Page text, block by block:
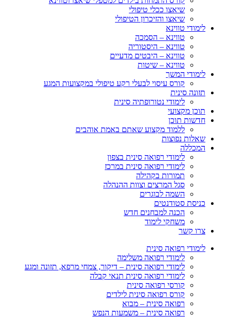
שיאצו ככלי טיפולי
שיאצו והזיכרון הטיפולי
לימודי טווינא
טווינא – הסמכה
טווינא – היסטוריה
טווינא – היבטים מדעיים
טווינא – שיטות
לימודי המשך
קורס עיסוי לבעלי רקע טיפולי במקצועות המגע
תזונה סינית
לימודי נטורופתיה סינית
תוכן מקצועי
חדשות תוכן
ללמוד מקצוע שאתם באמת אוהבים
שאלות נפוצות
המכללה
לימודי רפואה סינית בצפון
לימודי רפואה סינית במרכז
תמורות בקהילה
סגל המרצים וצוות ההנהלה
השמה לבוגרים
כניסת סטודנטים
הכנה למבחנים חדש
משחקי לימוד
צרו קשר
לימודי רפואה סינית
לימודי רפואה משלימה
לימודי רפואה סינית – דיקור, צמחי מרפא, תזונה ומגע
לימודי רפואה סינית תנאי קבלה
קורסי רפואה סינית
קורס רפואה סינית לילדים
רפואה סינית – מבוא
רפואה סינית – משמעות הנפש